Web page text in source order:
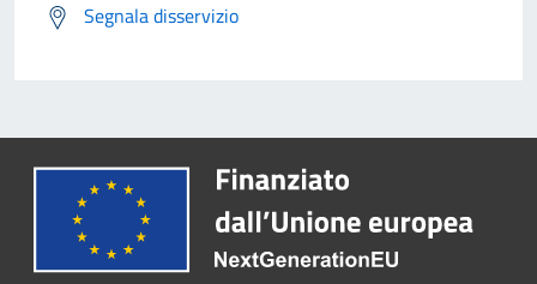
Segnala disservizio